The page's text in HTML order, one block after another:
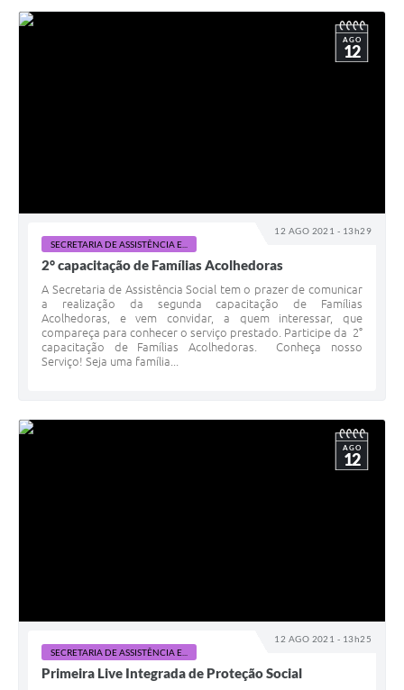
12 AGO 2021 - 13h29
AGO
12
SECRETARIA DE ASSISTÊNCIA E...
2° capacitação de Famílias Acolhedoras
A Secretaria de Assistência Social tem o prazer de comunicar
a realização da segunda capacitação de Famílias
Acolhedoras, e vem convidar, a quem interessar, que
compareça para conhecer o serviço prestado. Participe da 2°
capacitação de Famílias Acolhedoras. Conheça nosso
Serviço! Seja uma família...
12 AGO 2021 - 13h25
AGO
12
SECRETARIA DE ASSISTÊNCIA E...
Primeira Live Integrada de Proteção Social